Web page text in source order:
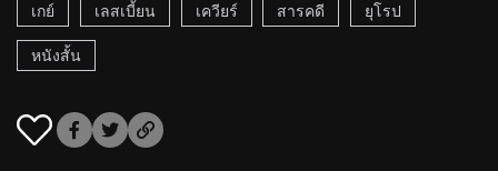
เกย์
เลสเบี้ยน เควียร์ สารคดี ยุโรป
หนังสั้น